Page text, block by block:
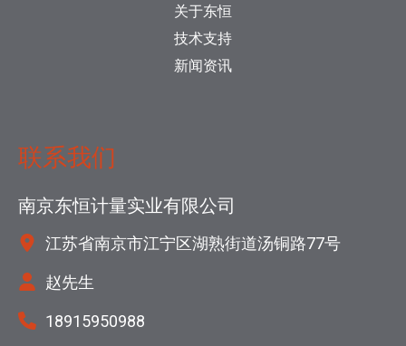
关于东恒
技术支持
新闻资讯
联系我们
南京东恒计量实业有限公司
江苏省南京市江宁区湖熟街道汤铜路77号
赵先生
18915950988